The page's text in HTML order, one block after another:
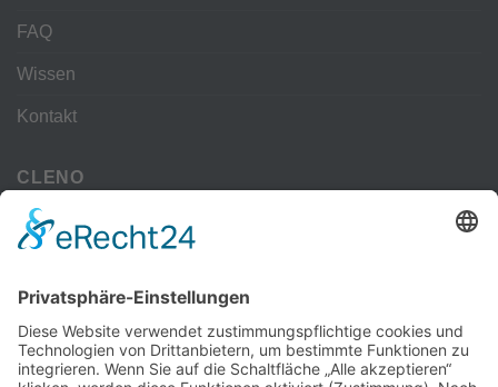
FAQ
Wissen
Kontakt
CLENO
Alle Vorteile
kostenloser Versand
Deine Zahlmöglichkeiten